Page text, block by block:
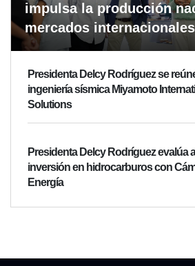
impulsa la producción
mercados internacionales
Presidenta Delcy Rodríguez se
ingeniería sísmica Miyamoto
Solutions
Presidenta Delcy Rodríguez evalúa
inversión en hidrocarburos con
Energía